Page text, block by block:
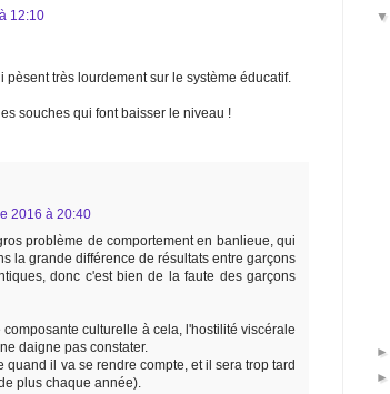
12:10
pèsent très lourdement sur le système éducatif.
souches qui font baisser le niveau !
2016 à 20:40
problème de comportement en banlieue, qui
la grande différence de résultats entre garçons
donc c'est bien de la faute des garçons
composante culturelle à cela, l'hostilité viscérale
daigne pas constater.
quand il va se rendre compte, et il sera trop tard
plus chaque année).
▼
►
►